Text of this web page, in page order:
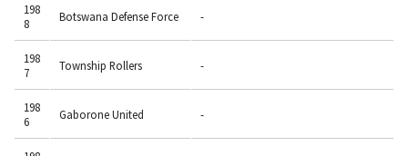
198
8
Botswana Defense Force -
198
7
Township Rollers -
198
6
Gaborone United -